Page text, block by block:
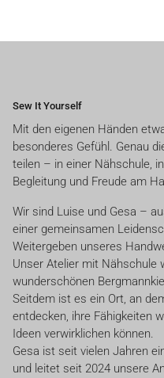
Sew It Yourself
Mit den eigenen Händen
besonderes Gefühl. Genau
teilen – in einer Nähschule,
Begleitung und Freude am
Wir sind Luise und Gesa –
einer gemeinsamen
Weitergeben unseres
Unser Atelier mit Nähschule
wunderschönen
Seitdem ist es ein Ort, an
entdecken, ihre Fähigkeiten
Ideen verwirklichen können.
Gesa ist seit vielen Jahren
und leitet seit 2024 unsere